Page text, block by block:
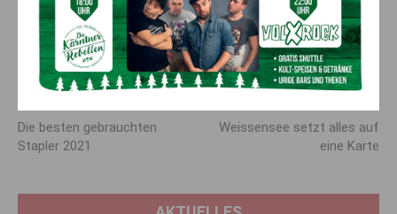
9620 Hermagor
04282/25206
info@kosmetik-katrin.at
http://www.kosmetik-katrin.at
Die besten gebrauchten
Stapler 2021
Weissensee setzt alles auf
eine Karte